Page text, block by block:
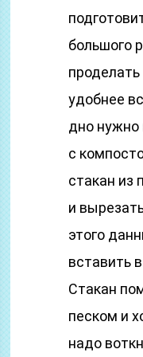
большого
удобнее
дно нужно
с
стакан из
и
этого
вставить
Стакан
песком и
надо